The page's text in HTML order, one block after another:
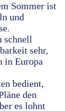
Sommer ist
und
schnell
sehr,
in Europa
bedient,
den
es lohnt